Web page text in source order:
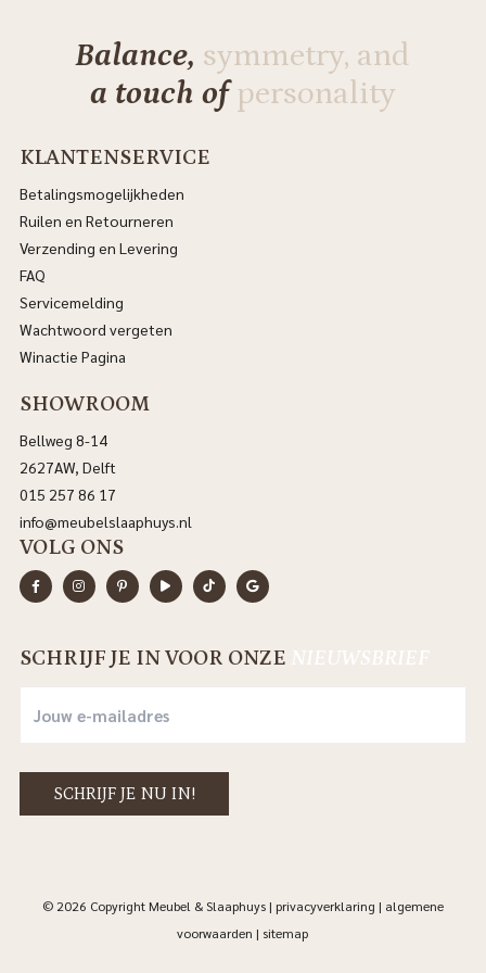
Balance, symmetry, and
a touch ofpersonality
KLANTENSERVICE
Betalingsmogelijkheden
Ruilen en Retourneren
Verzending en Levering
FAQ
Servicemelding
Wachtwoord vergeten
Winactie Pagina
SHOWROOM
Bellweg 8-14
2627AW, Delft
015 257 86 17
info@meubelslaaphuys.nl
VOLG ONS
SCHRIJF JE IN VOOR ONZE NIEUWSBRIEF
© 2026 Copyright Meubel & Slaaphuys | privacyverklaring | algemene
voorwaarden | sitemap